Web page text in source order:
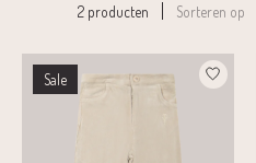
2 producten Sorteren op
Sale